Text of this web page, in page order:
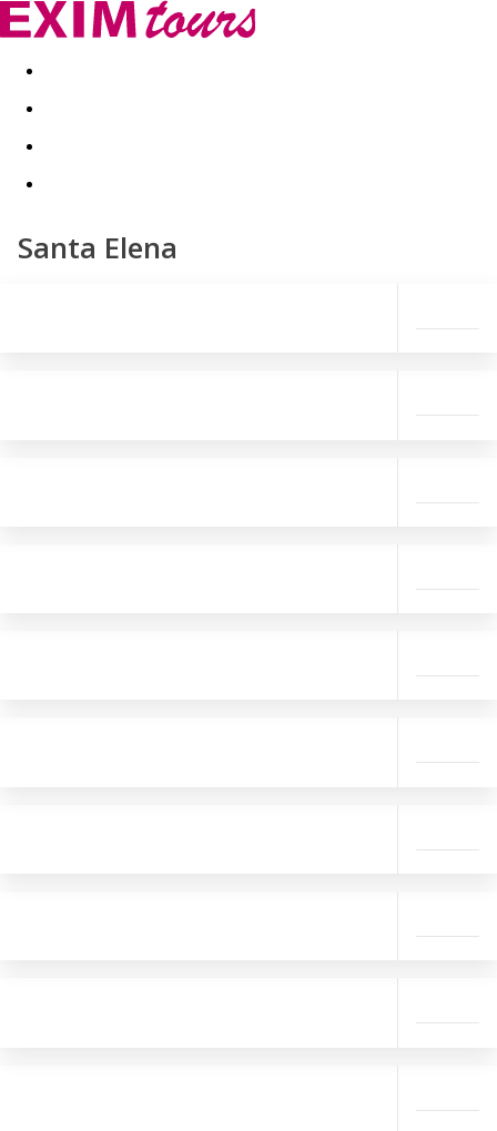
Akční nabídky Last minute
Santa Elena